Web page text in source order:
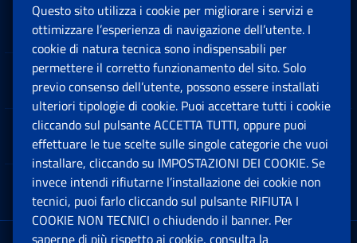
Sedi e Contatti
Software
Note Legali
App mobile
Questo sito utilizza i cookie per migliorare i servizi e
ottimizzare l’esperienza di navigazione dell’utente. I
cookie di natura tecnica sono indispensabili per
permettere il corretto funzionamento del sito. Solo
previo consenso dell’utente, possono essere installati
ulteriori tipologie di cookie. Puoi accettare tutti i cookie
cliccando sul pulsante ACCETTA TUTTI, oppure puoi
effettuare le tue scelte sulle singole categorie che vuoi
installare, cliccando su IMPOSTAZIONI DEI COOKIE. Se
invece intendi rifiutarne l’installazione dei cookie non
tecnici, puoi farlo cliccando sul pulsante RIFIUTA I
COOKIE NON TECNICI o chiudendo il banner. Per
saperne di più rispetto ai cookie, consulta la